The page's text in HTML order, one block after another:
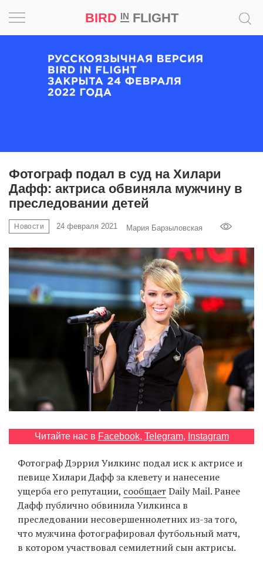
BIRD INFLIGHT
Фотограф подал в суд на Хилари
Дафф: актриса обвиняла мужчину в
преследовании детей
Новости 24 февраля 2021 Мария Барзыловская
Читайте нас в Facebook, Telegram, Instagram
Фотограф Дэррил Уилкинс подал иск к актрисе и
певице Хилари Дафф за клевету и нанесение
ущерба его репутации, сообщает Daily Mail. Ранее
Дафф публично обвинила Уилкинса в
преследовании несовершеннолетних из-за того,
что мужчина фотографировал футбольный матч,
в котором участвовал семилетний сын актрисы.